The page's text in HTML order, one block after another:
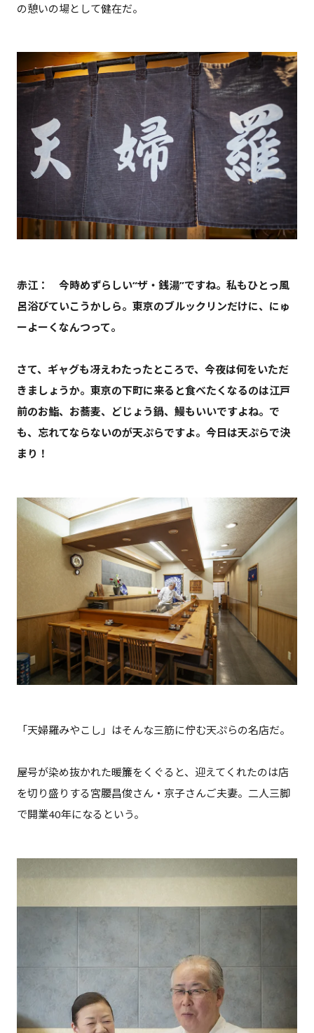
の憩いの場として健在だ。
赤江： 今時めずらしい“ザ・銭湯”ですね。私もひとっ風
呂浴びていこうかしら。東京のブルックリンだけに、にゅ
ーよーくなんつって。
さて、 ギャグも冴えわたったところで、 今夜は何をいただ
きましょうか。東京の下町に来ると食べたくなるのは江戸
前のお鮨、お蕎麦、どじょう鍋、鰻もいいですよね。で
も、忘れてならないのが天ぷらですよ。今日は天ぷらで決
まり！
「天婦羅みやこし」はそんな三筋に佇む天ぷらの名店だ。
屋号が染め抜かれた暖簾をくぐると、迎えてくれたのは店
を切り盛りする宮腰昌俊さん・京子さんご夫妻。二人三脚
で開業40年になるという。